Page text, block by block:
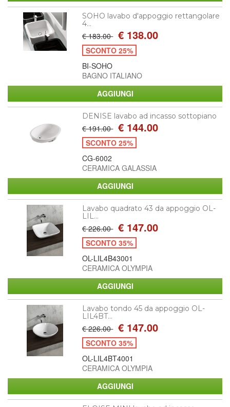
SOHO lavabo d'appoggio rettangolare
4...
€ 183.00 € 138.00
SCONTO 25%
BI-SOHO
BAGNO ITALIANO
DENISE lavabo ad incasso sottopiano
€ 191.00 € 144.00
SCONTO 25%
CG-6002
CERAMICA GALASSIA
Lavabo quadrato 43 da appoggio OL-
LIL...
€ 226.00 € 147.00
SCONTO 35%
OL-LIL4B43001
CERAMICA OLYMPIA
Lavabo tondo 45 da appoggio OL-
LIL4BT...
€ 226.00 € 147.00
SCONTO 35%
OL-LIL4BT4001
CERAMICA OLYMPIA